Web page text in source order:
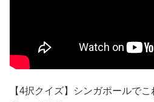
【4択クイズ】シンガポールで